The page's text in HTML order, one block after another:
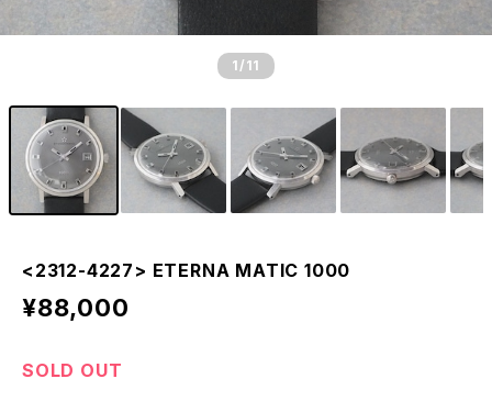
1 /11
<2312-4227> ETERNA MATIC 1000
¥88,000
SOLD OUT